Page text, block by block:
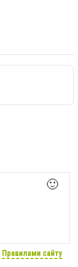
🙂
Правилами сайту